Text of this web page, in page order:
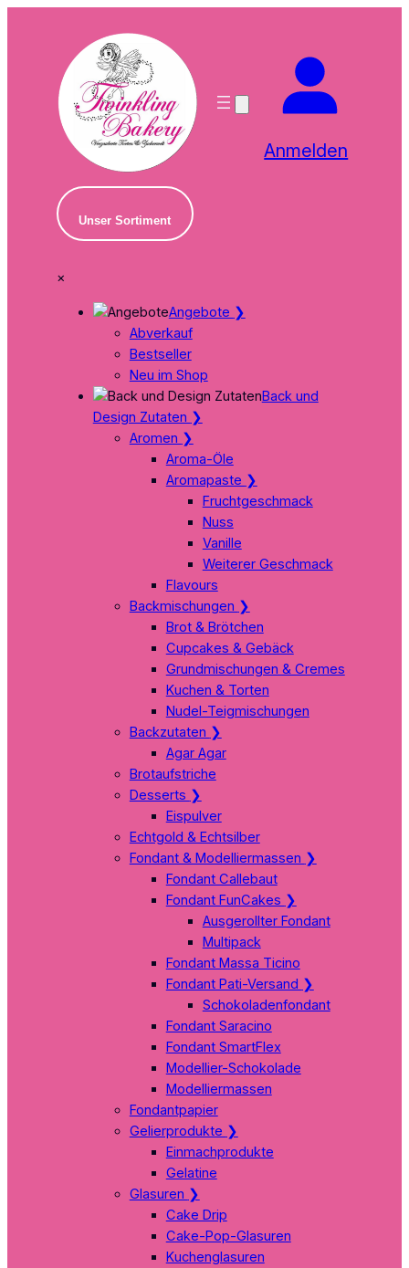
Anmelden
Unser Sortiment
×
Angebote ❯
Abverkauf
Bestseller
Neu im Shop
Back und
Design Zutaten ❯
Aromen ❯
Aroma-Öle
Aromapaste ❯
Fruchtgeschmack
Nuss
Vanille
Weiterer Geschmack
Flavours
Backmischungen ❯
Brot & Brötchen
Cupcakes & Gebäck
Grundmischungen & Cremes
Kuchen & Torten
Nudel-Teigmischungen
Backzutaten ❯
Agar Agar
Brotaufstriche
Desserts ❯
Eispulver
Echtgold & Echtsilber
Fondant & Modelliermassen ❯
Fondant Callebaut
Fondant FunCakes ❯
Ausgerollter Fondant
Multipack
Fondant Massa Ticino
Fondant Pati-Versand ❯
Schokoladenfondant
Fondant Saracino
Fondant SmartFlex
Modellier-Schokolade
Modelliermassen
Fondantpapier
Gelierprodukte ❯
Einmachprodukte
Gelatine
Glasuren ❯
Cake Drip
Cake-Pop-Glasuren
Kuchenglasuren